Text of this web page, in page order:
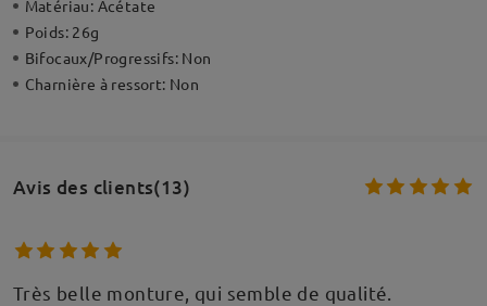
Matériau: Acétate
Poids: 26g
Bifocaux/Progressifs: Non
Charnière à ressort: Non
Avis des clients(13)
Très belle monture, qui semble de qualité.